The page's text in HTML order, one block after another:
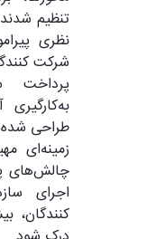
تنظیم
نظری
شرکت
پرداخت
طراحی شده
زمینه‌ای
چالش‌های
اجرای
کنندگان،